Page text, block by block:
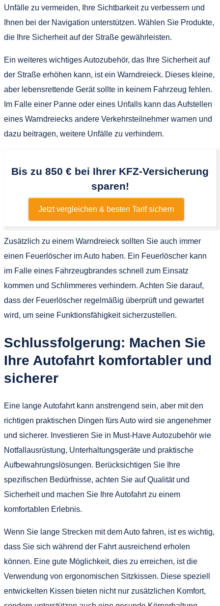
Unfälle zu vermeiden, Ihre Sichtbarkeit zu verbessern und
Ihnen bei der Navigation unterstützen. Wählen Sie Produkte,
die Ihre Sicherheit auf der Straße gewährleisten.
Ein weiteres wichtiges Autozubehör, das Ihre Sicherheit auf
der Straße erhöhen kann, ist ein Warndreieck. Dieses kleine,
aber lebensrettende Gerät sollte in keinem Fahrzeug fehlen.
Im Falle einer Panne oder eines Unfalls kann das Aufstellen
eines Warndreiecks andere Verkehrsteilnehmer warnen und
dazu beitragen, weitere Unfälle zu verhindern.
Bis zu 850 € bei Ihrer KFZ-Versicherung
sparen!
Jetzt vergleichen & besten Tarif sichern
Zusätzlich zu einem Warndreieck sollten Sie auch immer
einen Feuerlöscher im Auto haben. Ein Feuerlöscher kann
im Falle eines Fahrzeugbrandes schnell zum Einsatz
kommen und Schlimmeres verhindern. Achten Sie darauf,
dass der Feuerlöscher regelmäßig überprüft und gewartet
wird, um seine Funktionsfähigkeit sicherzustellen.
Schlussfolgerung: Machen Sie
Ihre Autofahrt komfortabler und
sicherer
Eine lange Autofahrt kann anstrengend sein, aber mit den
richtigen praktischen Dingen fürs Auto wird sie angenehmer
und sicherer. Investieren Sie in Must-Have Autozubehör wie
Notfallausrüstung, Unterhaltungsgeräte und praktische
Aufbewahrungslösungen. Berücksichtigen Sie Ihre
spezifischen Bedürfnisse, achten Sie auf Qualität und
Sicherheit und machen Sie Ihre Autofahrt zu einem
komfortablen Erlebnis.
Wenn Sie lange Strecken mit dem Auto fahren, ist es wichtig,
dass Sie sich während der Fahrt ausreichend erholen
können. Eine gute Möglichkeit, dies zu erreichen, ist die
Verwendung von ergonomischen Sitzkissen. Diese speziell
entwickelten Kissen bieten nicht nur zusätzlichen Komfort,